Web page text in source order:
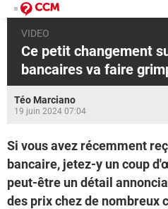
VIDEO
Ce petit changement
bancaires va faire
Téo Marciano
19 juin 2024 07:04
Si vous avez récemment
bancaire, jetez-y un coup
peut-être un détail
des prix chez de nombreux